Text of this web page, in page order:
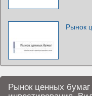
Рынок
Рынок ценных бумаг